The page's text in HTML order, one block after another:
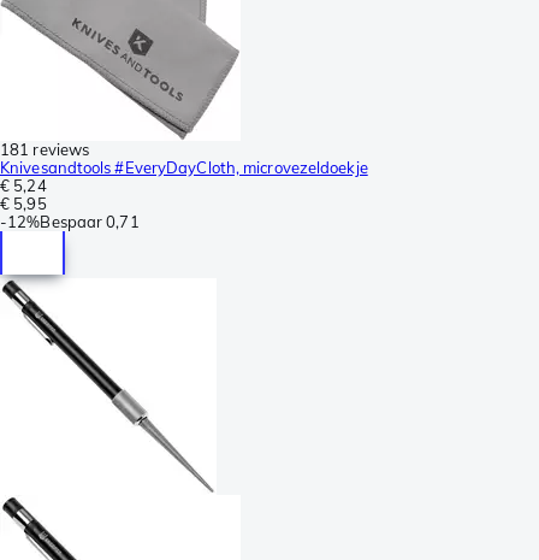
181 reviews
Knivesandtools #EveryDayCloth, microvezeldoekje
€ 5,24
€ 5,95
-12%Bespaar 0,71